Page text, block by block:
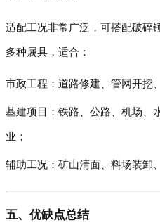
适配工况非常广泛，可搭配破碎
多种属具，适合：
市政工程：道路修建、管网开挖
基建项目：铁路、公路、机场、
业；
辅助工况：矿山清面、料场装卸
五、优缺点总结